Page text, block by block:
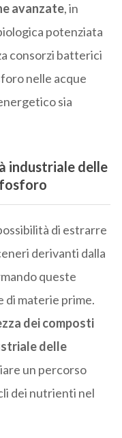
avanzate, in
potenziata
consorzi batterici
nelle acque
sia
industriale delle
di estrarre
derivanti dalla
queste
di materie prime.
dei composti
delle
un percorso
dei nutrienti nel